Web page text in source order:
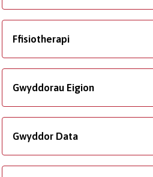
Ffisiotherapi
Gwyddorau Eigion
Gwyddor Data